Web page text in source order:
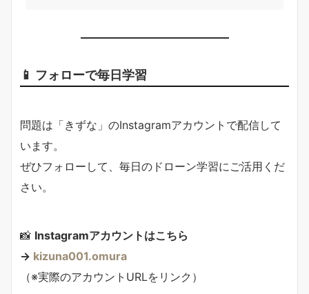
📱 フォローで毎日学習
問題は「きずな」のInstagramアカウントで配信して
います。
ぜひフォローして、毎日のドローン学習にご活用くだ
さい。
📸 Instagramアカウントはこちら
→ kizuna001.omura
（※実際のアカウントURLをリンク）